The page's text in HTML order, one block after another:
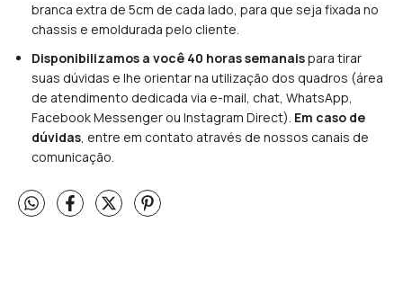
branca extra de 5cm de cada lado, para que seja fixada no
chassis e emoldurada pelo cliente.
Disponibilizamos a você 40 horas semanaispara tirar
suas dúvidas e lhe orientar na utilização dos quadros (área
de atendimento dedicada via e-mail, chat, WhatsApp,
Facebook Messenger ou Instagram Direct). Em caso de
dúvidas, entre em contato através de nossos canais de
comunicação.